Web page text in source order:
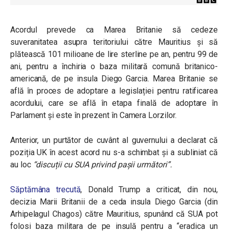
Acordul prevede ca Marea Britanie să cedeze
suveranitatea asupra teritoriului către Mauritius și să
plătească 101 milioane de lire sterline pe an, pentru 99 de
ani, pentru a închiria o baza militară comună britanico-
americană, de pe insula Diego Garcia. Marea Britanie se
află în proces de adoptare a legislației pentru ratificarea
acordului, care se află în etapa finală de adoptare în
Parlament și este în prezent în Camera Lorzilor.
Anterior, un purtător de cuvânt al guvernului a declarat că
poziția UK în acest acord nu s-a schimbat și a subliniat că
au loc “discuții cu SUA privind pașii următori”.
Săptămâna trecută, Donald Trump a criticat, din nou,
decizia Marii Britanii de a ceda insula Diego Garcia (din
Arhipelagul Chagos) către Mauritius, spunând că SUA pot
folosi baza militara de pe insulă pentru a “eradica un